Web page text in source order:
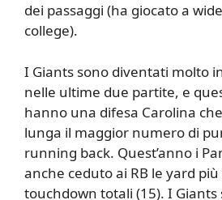
dei passaggi (ha giocato a
college).
I Giants sono diventati molto
nelle ultime due partite, e
hanno una difesa Carolina
lunga il maggior numero di
running back. Quest’anno i
anche ceduto ai RB le yard più
touchdown totali (15). I Giants